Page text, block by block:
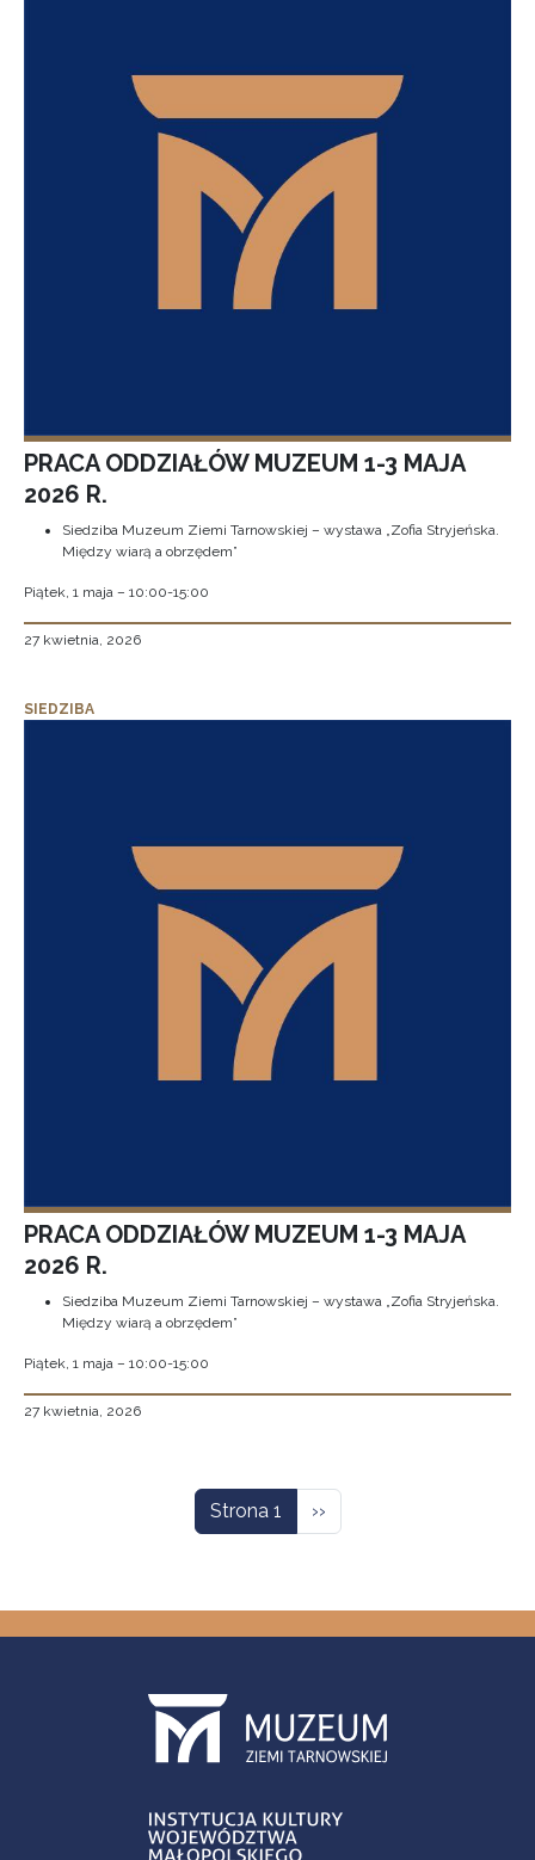
PRACA ODDZIAŁÓW MUZEUM 1-3 MAJA
2026 R.
Siedziba Muzeum Ziemi Tarnowskiej – wystawa „Zofia Stryjeńska.
Między wiarą a obrzędem”
Piątek, 1 maja – 10:00-15:00
27 kwietnia, 2026
SIEDZIBA
PRACA ODDZIAŁÓW MUZEUM 1-3 MAJA
2026 R.
Siedziba Muzeum Ziemi Tarnowskiej – wystawa „Zofia Stryjeńska.
Między wiarą a obrzędem”
Piątek, 1 maja – 10:00-15:00
27 kwietnia, 2026
Strona 1 Następna strona
››